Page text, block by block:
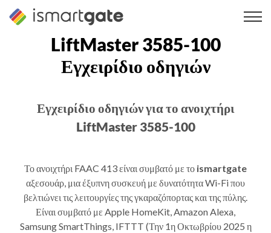
Μετάβαση
στο
LiftMaster 3585-100
Εγχειρίδιο οδηγιών
Εγχειρίδιο οδηγιών για το ανοιχτήρι
LiftMaster 3585-100
Το ανοιχτήρι FAAC 413 είναι συμβατό με το ismartgate
αξεσουάρ, μια έξυπνη συσκευή με δυνατότητα Wi-Fi που
βελτιώνει τις λειτουργίες της γκαραζόπορτας και της πύλης.
Είναι συμβατό με Apple HomeKit, Amazon Alexa,
Samsung SmartThings, IFTTT (Την 1η Οκτωβρίου 2025 η